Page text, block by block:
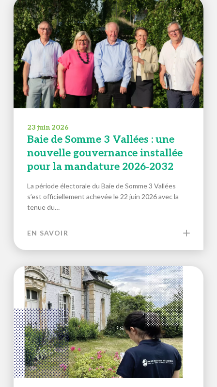
23 juin 2026
Baie de Somme 3 Vallées : une
nouvelle gouvernance installée
pour la mandature 2026‑2032
La période électorale du Baie de Somme 3 Vallées
s’est officiellement achevée le 22 juin 2026 avec la
tenue du…
EN SAVOIR